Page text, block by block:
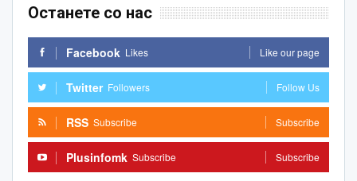
Останете со нас
Facebook Likes Like our page
Twitter Followers Follow Us
RSS Subscribe Subscribe
Plusinfomk Subscribe Subscribe